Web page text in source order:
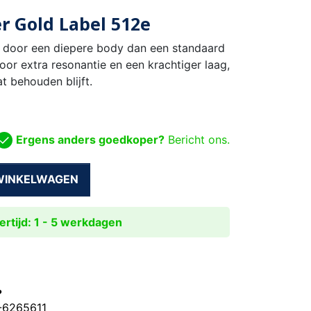
Gold Label 512e
een diepere body dan een standaard
extra resonantie en een krachtiger laag,
behouden blijft.
Ergens anders goedkoper? Bericht ons.
1 - 5 werkdagen